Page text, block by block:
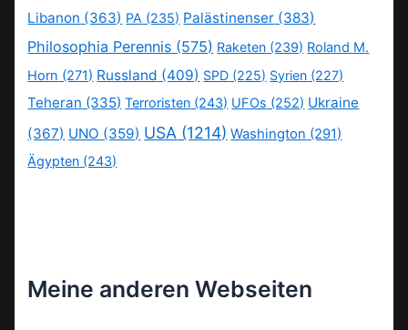
Libanon (363) PA (235) Palästinenser (383)
Philosophia Perennis (575) Raketen (239) Roland M.
Horn (271) Russland (409) SPD (225) Syrien (227)
Teheran (335) Terroristen (243) UFOs (252) Ukraine
(367) UNO (359) USA (1214) Washington (291)
Ägypten (243)
Meine anderen Webseiten